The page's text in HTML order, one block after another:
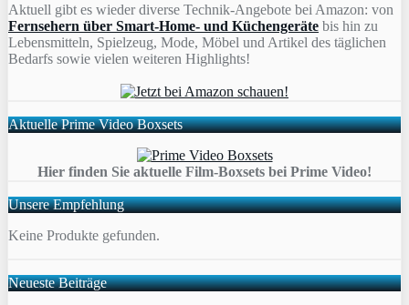
Aktuell gibt es wieder diverse Technik-Angebote bei Amazon: von
Fernsehern über Smart-Home- und Küchengeräte bis hin zu
Lebensmitteln, Spielzeug, Mode, Möbel und Artikel des täglichen
Bedarfs sowie vielen weiteren Highlights!
Aktuelle Prime Video Boxsets
Hier finden Sie aktuelle Film-Boxsets bei Prime Video!
Unsere Empfehlung
Keine Produkte gefunden.
Neueste Beiträge